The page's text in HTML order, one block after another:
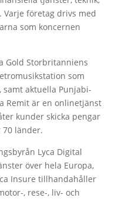
företag drivs med
som koncernen
Gold Storbritanniens
som
samt aktuella Punjabi-
Remit är en onlinetjänst
kunder skicka pengar
länder.
Lyca Digital
över hela Europa,
Insure tillhandahåller
, rese-, liv- och